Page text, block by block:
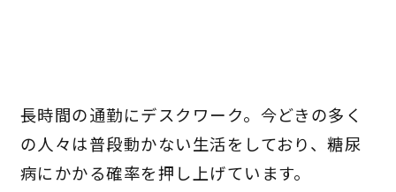
長時間の通勤にデスクワーク。今どきの多く
の人々は普段動かない生活をしており、糖尿
病にかかる確率を押し上げています。